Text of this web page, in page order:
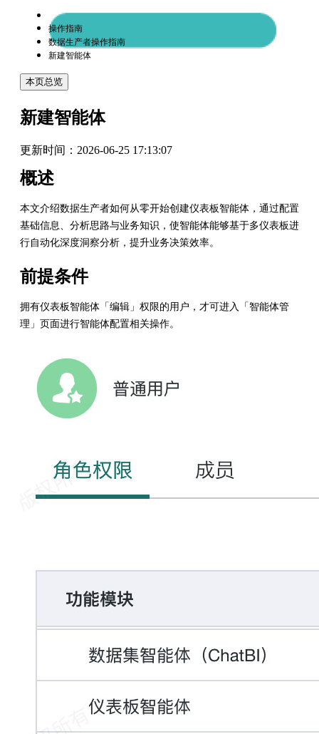
操作指南
数据生产者操作指南
新建智能体
本页总览
新建智能体
更新时间： 2026-06-25 17:13:07
概述
本文介绍数据生产者如何从零开始创建仪表板智能体，通过配置
基础信息、分析思路与业务知识，使智能体能够基于多仪表板进
行自动化深度洞察分析，提升业务决策效率。
前提条件
拥有仪表板智能体「编辑」权限的用户，才可进入「智能体管
理」页面进行智能体配置相关操作。